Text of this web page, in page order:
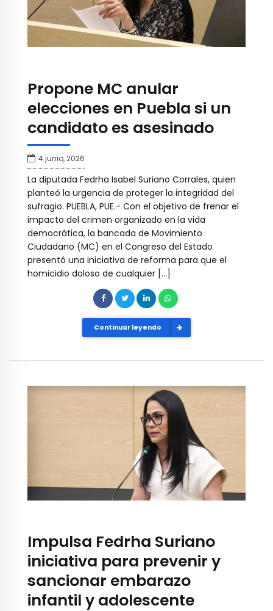
Propone MC anular
elecciones en Puebla si un
candidato es asesinado
4 junio, 2026
La diputada Fedrha Isabel Suriano Corrales, quien
planteó la urgencia de proteger la integridad del
sufragio. PUEBLA, PUE.- Con el objetivo de frenar el
impacto del crimen organizado en la vida
democrática, la bancada de Movimiento
Ciudadano (MC) en el Congreso del Estado
presentó una iniciativa de reforma para que el
homicidio doloso de cualquier […]
Continuar leyendo
Impulsa Fedrha Suriano
iniciativa para prevenir y
sancionar embarazo
infantil y adolescente